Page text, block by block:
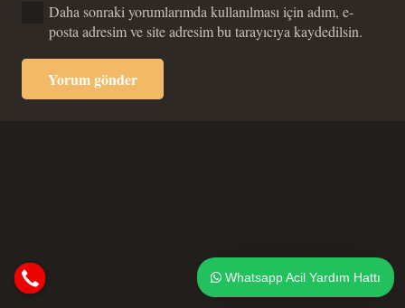
Daha sonraki yorumlarımda kullanılması için adım, e-
posta adresim ve site adresim bu tarayıcıya kaydedilsin.
Yorum gönder
Whatsapp Acil Yardım Hattı